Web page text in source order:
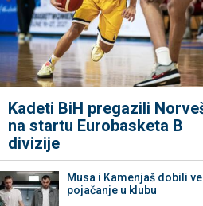
Kadeti BiH pregazili
na startu Eurobasketa B
divizije
Musa i Kamenjaš dobili
pojačanje u klubu